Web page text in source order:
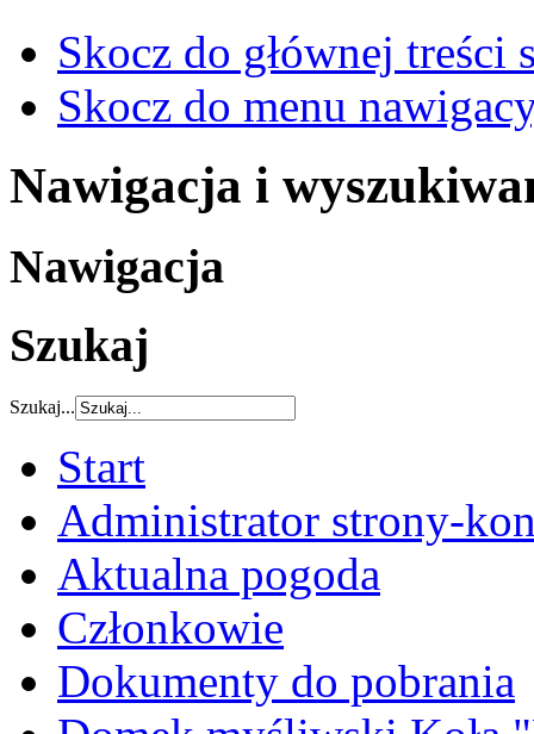
Skocz do głównej treści
Skocz do menu
Nawigacja i
Nawigacja
Szukaj
Szukaj...
Start
Administrator strony-
Aktualna pogoda
Członkowie
Dokumenty do pobrania